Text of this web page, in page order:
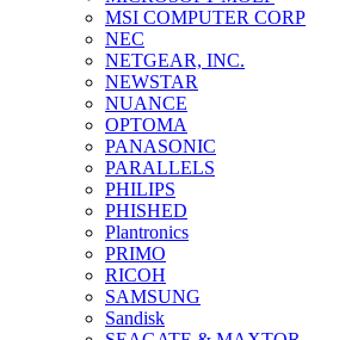
MSI COMPUTER CORP
NEC
NETGEAR, INC.
NEWSTAR
NUANCE
OPTOMA
PANASONIC
PARALLELS
PHILIPS
PHISHED
Plantronics
PRIMO
RICOH
SAMSUNG
Sandisk